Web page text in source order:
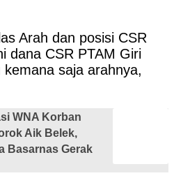
Arah dan posisi CSR
dana CSR PTAM Giri
saja arahnya,
WNA Korban
Aik Belek,
Basarnas Gerak